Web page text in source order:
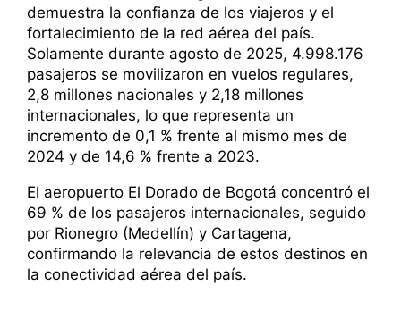
demuestra la confianza de los viajeros y el
fortalecimiento de la red aérea del país.
Solamente durante agosto de 2025, 4.998.176
pasajeros se movilizaron en vuelos regulares,
2,8 millones nacionales y 2,18 millones
internacionales, lo que representa un
incremento de 0,1 % frente al mismo mes de
2024 y de 14,6 % frente a 2023.
El aeropuerto El Dorado de Bogotá concentró el
69 % de los pasajeros internacionales, seguido
por Rionegro (Medellín) y Cartagena,
confirmando la relevancia de estos destinos en
la conectividad aérea del país.